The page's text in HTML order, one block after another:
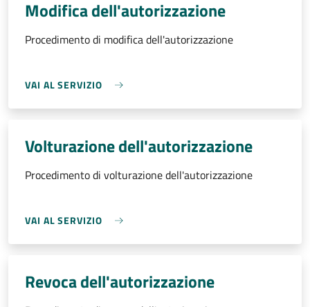
Modifica dell'autorizzazione
Procedimento di modifica dell'autorizzazione
VAI AL SERVIZIO
Volturazione dell'autorizzazione
Procedimento di volturazione dell'autorizzazione
VAI AL SERVIZIO
Revoca dell'autorizzazione